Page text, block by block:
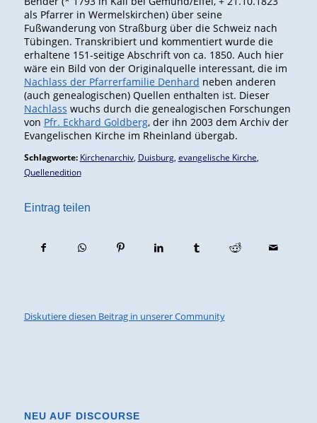
als Pfarrer in Wermelskirchen) über seine
Fußwanderung von Straßburg über die Schweiz nach
Tübingen. Transkribiert und kommentiert wurde die
erhaltene 151-seitige Abschrift von ca. 1850. Auch hier
wäre ein Bild von der Originalquelle interessant, die im
Nachlass der Pfarrerfamilie Denhard neben anderen
(auch genealogischen) Quellen enthalten ist. Dieser
Nachlass wuchs durch die genealogischen Forschungen
von Pfr. Eckhard Goldberg, der ihn 2003 dem Archiv der
Evangelischen Kirche im Rheinland übergab.
Schlagworte: Kirchenarchiv, Duisburg, evangelische Kirche,
Quellenedition
Eintrag teilen
Diskutiere diesen Beitrag in unserer Community
NEU AUF DISCOURSE